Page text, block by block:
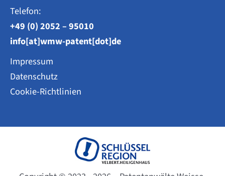
Telefon:
+49 (0) 2052 – 95010
info[at]wmw-patent[dot]de
Impressum
Datenschutz
Cookie-Richtlinien